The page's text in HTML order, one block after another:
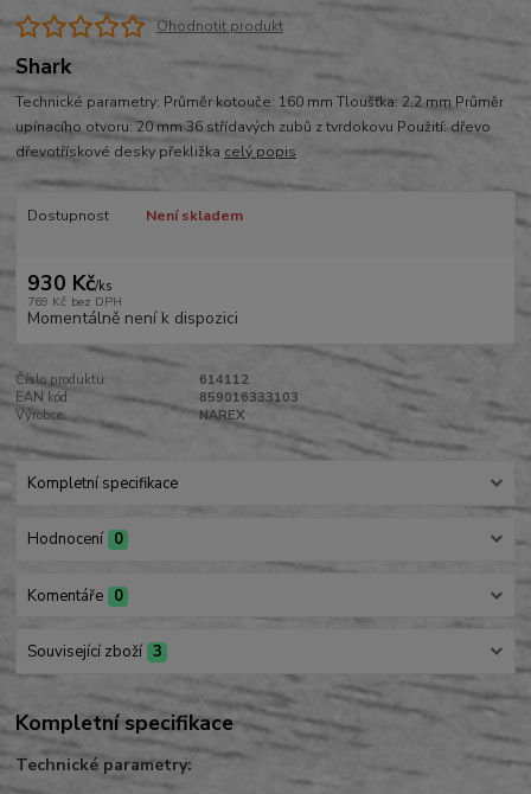
Ohodnotit produkt
Shark
Technické parametry: Průměr kotouče: 160 mm Tloušťka: 2,2 mm Průměr
upínacího otvoru: 20 mm 36 střídavých zubů z tvrdokovu Použití: dřevo
dřevotřískové desky překližka celý popis
Dostupnost Není skladem
930 Kč/ks
769 Kč bez DPH
Momentálně není k dispozici
Číslo produktu:
614112
EAN kód:
859016333103
Výrobce:
NAREX
Kompletní specifikace
Hodnocení 0
Komentáře 0
Související zboží 3
Kompletní specifikace
Technické parametry: